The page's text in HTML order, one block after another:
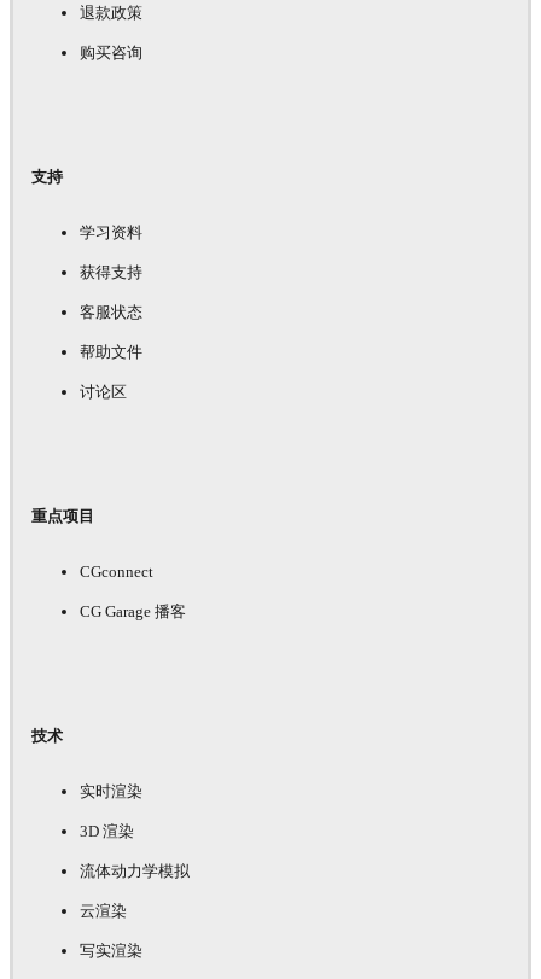
退款政策
购买咨询
支持
学习资料
获得支持
客服状态
帮助文件
讨论区
重点项目
CGconnect
CG Garage 播客
技术
实时渲染
3D 渲染
流体动力学模拟
云渲染
写实渲染